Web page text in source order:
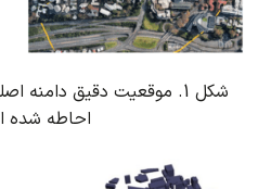
شکل 1. موقعیت دقیق دامنه
احاطه شده